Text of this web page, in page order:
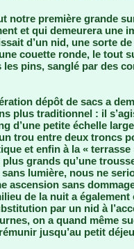
notre première grande
et qui demeurera une
d’un nid, une sorte
couette ronde, le tout
les pins, sanglé par des
dépôt de sacs a
plus traditionnel : il
d’une petite échelle
trou entre deux troncs
et enfin à la «
plus grands qu’une
lumière, nous ne
ascension sans
de la nuit a
par un nid à
on a quand même
jusqu’au petit